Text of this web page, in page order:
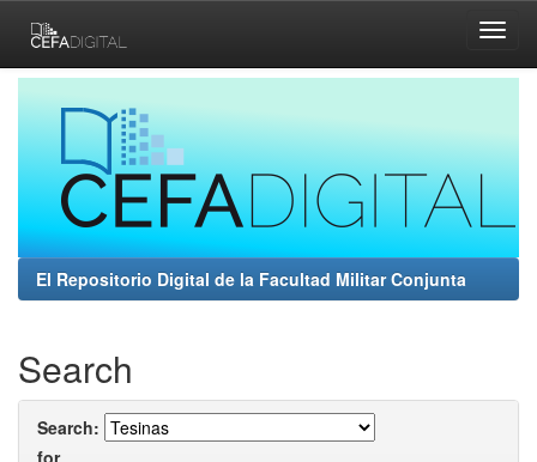
navigation
El Repositorio Digital de la Facultad Militar Conjunta
Search
Search:
for